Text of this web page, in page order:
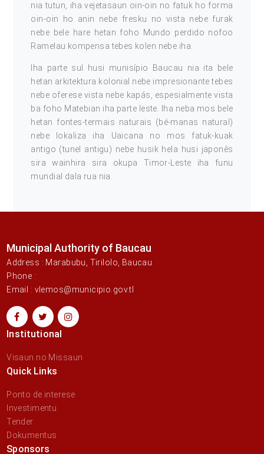
nia tutun, iha vejetasaun oin-oin no fatuk ho forma
oin-oin ho anin nebe fresku no vista nebe furak
nebe bele hare hetan foho Mundo perdido nofoo
Ramelau kompensa tebes kolen nebe iha.
Iha parte sul husi munisípio Baucau nia ita bele
hetan arkitektura kolonial nebe impresionante tebes
nebe oferese vista nebe kapás, espesialmente vista
ba foho Matebian iha parte leste. Iha neba mos bele
hetan fontes-termais naturais (bé-manas natural)
nebe lokaliza iha Uaicana no mos fatuk-kuak
antigo (tunel antigu) nebe husik hela husi japonês
sira wainhira sira okupa Timor-Leste iha funu
mundial dala rua nia.
Municipal Authority of Baucau
Address : Marabubu, Tirilolo, Baucau
Phone :
Email : vlemos@municipio.gov.tl
Institutional
Visaun no Missaun
Quick Links
Ponto de interese
Investimentu
Tender
Dokumentus
Sponsors